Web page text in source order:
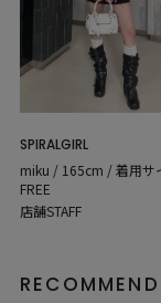
SPIRALGIRL
miku / 165cm / 着用サ
FREE
店舗STAFF
RECOMMEND